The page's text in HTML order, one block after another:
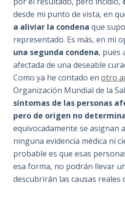
desde mi punto de vista, en
a aliviar la condena que
representado. Es más, en mi
una segunda condena, pues
afectada de una deseable
Como ya he contado en otro
Organización Mundial de la
síntomas de las personas
pero de origen no
equivocadamente se asignan
ninguna evidencia médica ni
probable es que esas
esa forma, no podrán llevar
descubrirán las causas reales